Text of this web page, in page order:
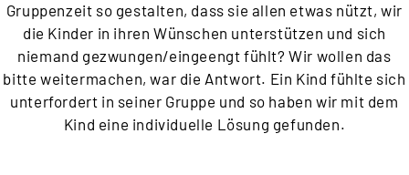
Gruppenzeit so gestalten, dass sie allen etwas nützt, wir
die Kinder in ihren Wünschen unterstützen und sich
niemand gezwungen/eingeengt fühlt? Wir wollen das
bitte weitermachen, war die Antwort. Ein Kind fühlte sich
unterfordert in seiner Gruppe und so haben wir mit dem
Kind eine individuelle Lösung gefunden.